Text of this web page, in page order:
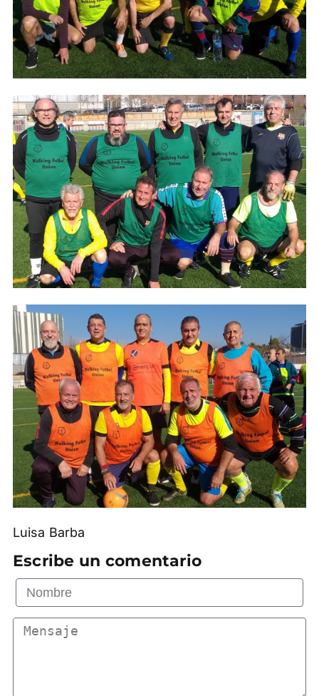
Luisa Barba
Escribe un comentario